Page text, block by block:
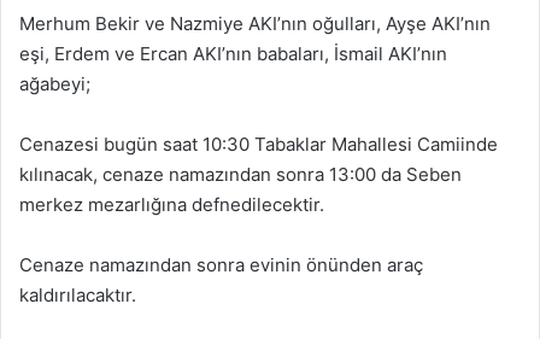
Merhum Bekir ve Nazmiye AKI’nın oğulları, Ayşe AKI’nın
eşi, Erdem ve Ercan AKI’nın babaları, İsmail AKI’nın
ağabeyi;
Cenazesi bugün saat 10:30 Tabaklar Mahallesi Camiinde
kılınacak, cenaze namazından sonra 13:00 da Seben
merkez mezarlığına defnedilecektir.
Cenaze namazından sonra evinin önünden araç
kaldırılacaktır.